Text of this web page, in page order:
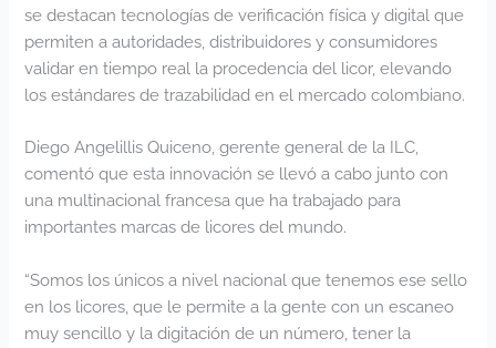
se destacan tecnologías de verificación física y digital que
permiten a autoridades, distribuidores y consumidores
validar en tiempo real la procedencia del licor, elevando
los estándares de trazabilidad en el mercado colombiano.
Diego Angelillis Quiceno, gerente general de la ILC,
comentó que esta innovación se llevó a cabo junto con
una multinacional francesa que ha trabajado para
importantes marcas de licores del mundo.
“Somos los únicos a nivel nacional que tenemos ese sello
en los licores, que le permite a la gente con un escaneo
muy sencillo y la digitación de un número, tener la